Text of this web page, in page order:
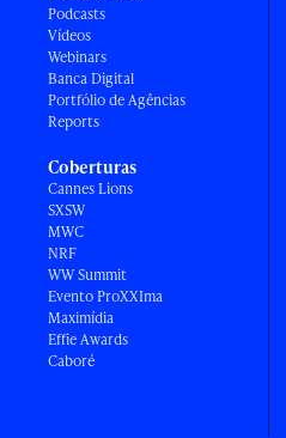
Podcasts
Vídeos
Webinars
Banca Digital
Portfólio de Agências
Reports
Coberturas
Cannes Lions
SXSW
MWC
NRF
WW Summit
Evento ProXXIma
Maximídia
Effie Awards
Caboré